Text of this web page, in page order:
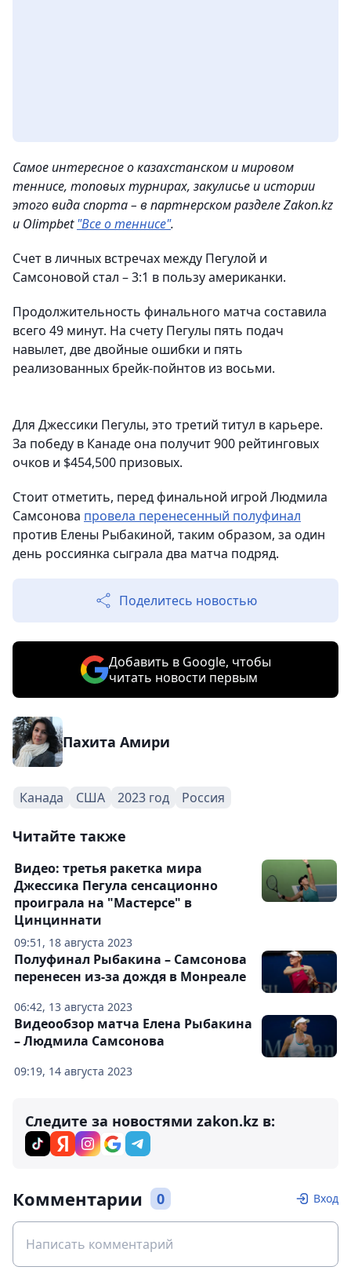
Самое интересное о казахстанском и мировом
теннисе, топовых турнирах, закулисье и истории
этого вида спорта – в партнерском разделе Zakon.kz
и Olimpbet"Все о теннисе".
Счет в личных встречах между Пегулой и
Самсоновой стал – 3:1 в пользу американки.
Продолжительность финального матча составила
всего 49 минут. На счету Пегулы пять подач
навылет, две двойные ошибки и пять
реализованных брейк-пойнтов из восьми.
Для Джессики Пегулы, это третий титул в карьере.
За победу в Канаде она получит 900 рейтинговых
очков и $454,500 призовых.
Стоит отметить, перед финальной игрой Людмила
Самсонова провела перенесенный полуфинал
против Елены Рыбакиной, таким образом, за один
день россиянка сыграла два матча подряд.
Поделитесь новостью
Добавить в Google, чтобы
читать новости первым
Пахита Амири
Канада США 2023 год Россия
Читайте также
09:51, 18 августа 2023
Видео: третья ракетка мира
Джессика Пегула сенсационно
проиграла на "Мастерсе" в
Цинциннати
06:42, 13 августа 2023
Полуфинал Рыбакина – Самсонова
перенесен из-за дождя в Монреале
09:19, 14 августа 2023
Видеообзор матча Елена Рыбакина
– Людмила Самсонова
Следите за новостями zakon.kz в:
Комментарии 0 Вход